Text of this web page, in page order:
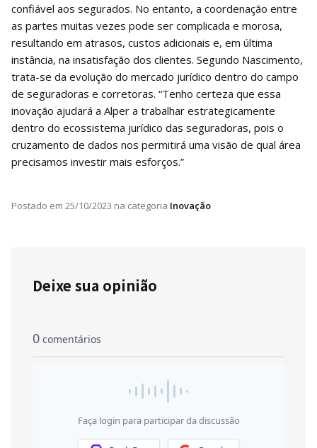
confiável aos segurados. No entanto, a coordenação entre
as partes muitas vezes pode ser complicada e morosa,
resultando em atrasos, custos adicionais e, em última
instância, na insatisfação dos clientes. Segundo Nascimento,
trata-se da evolução do mercado jurídico dentro do campo
de seguradoras e corretoras. “Tenho certeza que essa
inovação ajudará a Alper a trabalhar estrategicamente
dentro do ecossistema jurídico das seguradoras, pois o
cruzamento de dados nos permitirá uma visão de qual área
precisamos investir mais esforços.”
Postado em 25/10/2023 na categoria Inovação
Deixe sua opinião